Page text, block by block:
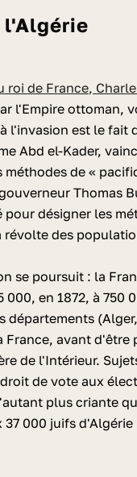
l'Algérie
roi de France,
l'Empire ottoman,
l'invasion est le fait
Abd el-Kader,
méthodes de «
Thomas
désigner les
des
se poursuit : la
en 1872, à 750
départements
avant d'être
de l'Intérieur.
de vote aux
plus criante
37 000 juifs